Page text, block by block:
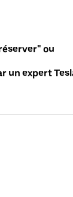
ou
un expert